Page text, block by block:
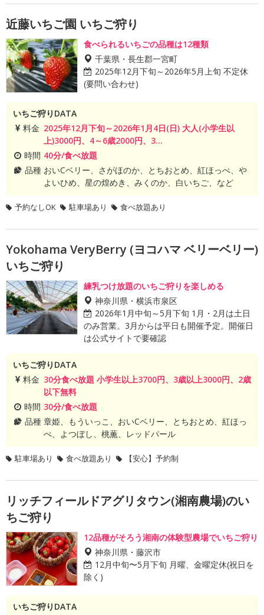
近藤いちご園 いちご狩り
食べられるいちごの品種は12種類
千葉県・長生郡一宮町
2025年12月下旬～2026年5月上旬 不定休
(要問い合わせ)
いちご狩りDATA
料金 2025年12月下旬～2026年1月4日(日) 大人(小学生以
上)3000円、4～6歳2000円、3...
時間 40分/食べ放題
品種 おいCベリー、さがほのか、とちおとめ、紅ほっぺ、や
よいひめ、星の煌めき、みくのか、白いちご、など
予約なしOK 駐車場あり 食べ放題あり
Yokohama VeryBerry (ヨコハマ ベリーベリー)
いちご狩り
練乳つけ放題のいちご狩りを楽しめる
神奈川県・横浜市泉区
2026年1月中旬～5月下旬 1月・2月は土日
のみ営業。3月からは平日も開催予定。開催日
は公式サイトで要確認
いちご狩りDATA
料金 30分食べ放題 小学生以上3700円、3歳以上3000円、2歳
以下無料
時間 30分/食べ放題
品種 章姫、もういっこ、おいCベリー、とちおとめ、紅ほっ
ぺ、よつぼし、桃薫、レッドパール
駐車場あり 食べ放題あり 【安心】予約制
リッチフィールドアグリタウン(湘南農場)のい
ちご狩り
12品種がそろう湘南の体験型農場でいちご狩り
神奈川県・藤沢市
12月中旬〜5月下旬 月曜、金曜定休(祝日を
除く)
いちご狩りDATA